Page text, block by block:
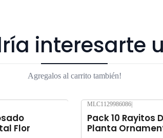
interesarte
Agregalos al carrito también!
Flor
MLC1129986086
Pack 10 Rayitos
Planta